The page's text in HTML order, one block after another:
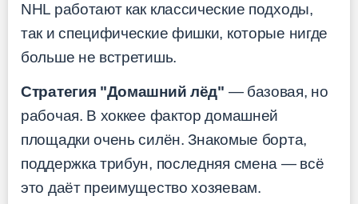
NHL работают как классические подходы,
так и специфические фишки, которые нигде
больше не встретишь.
Стратегия "Домашний лёд" — базовая, но
рабочая. В хоккее фактор домашней
площадки очень силён. Знакомые борта,
поддержка трибун, последняя смена — всё
это даёт преимущество хозяевам.